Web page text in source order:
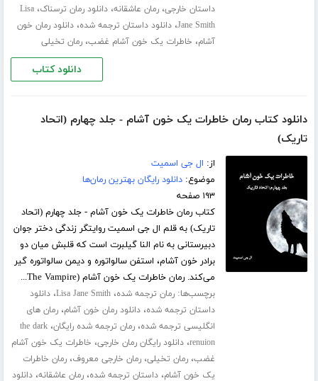
داستان خارجی،رمان عاشقانه،دانلود رمان ترسناک،Lisa
Jane Smith،دانلود داستان ترجمه شده،دانلود رمان خون
آشام، خاطرات یک خون آشام غضب،رمان تخیلی
دانلود کتاب
دانلود کتاب رمان خاطرات یک خون آشام - جلد چهارم (اتحاد
تاریک)
از: ال جی اسمیت
موضوع:دانلود رایگان بهترین رمان‌ها
۱۹۳ صفحه
کتاب رمان خاطرات یک خون آشام - جلد چهارم (اتحاد
تاریک) به قلم ال جی اسمیت روایتگر زندگی دختر جوان
دبیرستانی به نام النا گیلبرت است که قلبش میان دو
برادر خون آشام، استفن سالواتوره و دیمن سالواتوره گیر
می‌کند. رمان خاطرات یک خون آشام (The Vampire...
برچسب‌ها:رمان ترجمه شده،Lisa Jane Smith،دانلود
داستان ترجمه شده،دانلود رمان خون آشام،رمان های
انگلیسی ترجمه شده،رمان ترجمه شده رایگان،the dark
renuion،دانلود رایگان رمان خارجی، خاطرات یک خون آشام
غضب،رمان تخیلی،رمان خارجی معروف،رمان خاطرات
یک خون آشام،داستان ترجمه شده،رمان عاشقانه،دانلود